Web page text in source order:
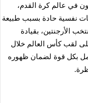
في عالم كرة القدم،
نفسية حادة بسبب طبيعة
الأرجنتين، بقيادة
لقب كأس العالم خلال
بكل قوة لضمان ظهوره